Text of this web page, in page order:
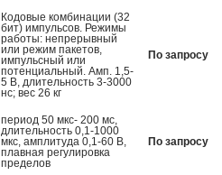
Кодовые комбинации (32
бит) импульсов. Режимы
работы: непрерывный
или режим пакетов,
импульсный или
потенциальный. Амп. 1,5-
5 В, длительность 3-3000
нс; вес 26 кг
По запросу
период 50 мкс- 200 мс,
длительность 0,1-1000
мкс, амплитуда 0,1-60 В,
плавная регулировка
пределов
По запросу